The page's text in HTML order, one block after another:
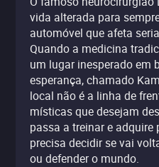
vida alterada para
automóvel que afeta
Quando a medicina
um lugar inesperado em
esperança, chamado
local não é a linha de
místicas que desejam
passa a treinar e
precisa decidir se vai
ou defender o mundo.